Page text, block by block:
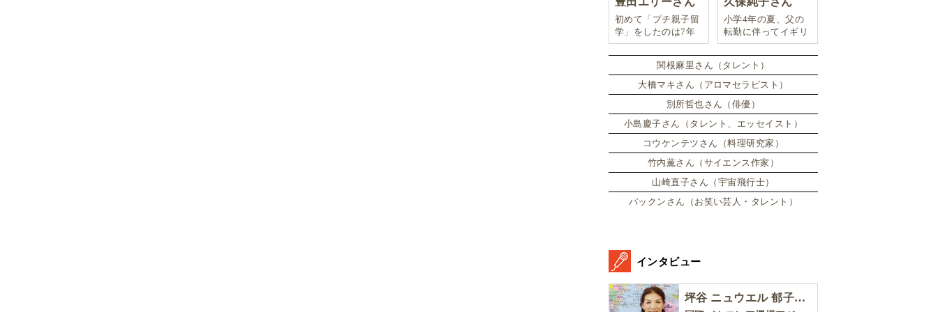
初めて「プチ親子留
学」をしたのは7年
前。娘は2週間ロン
ドンのサマースクー
ルに通い、英語劇に
挑戦したり、
小学4年の夏、父の
転勤に伴ってイギリ
スに引っ越した。
関根麻里さん（タレント）
大橋マキさん（アロマセラピスト）
別所哲也さん（俳優）
小島慶子さん（タレント、エッセイスト）
コウケンテツさん（料理研究家）
竹内薫さん（サイエンス作家）
山崎直子さん（宇宙飛行士）
パックンさん（お笑い芸人・タレント）
インタビュー
坪谷 ニュウエル 郁子さん［後編］